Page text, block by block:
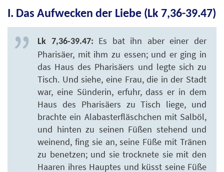
I. Das Aufwecken der Liebe (Lk 7,36-39.47)
Lk 7,36-39.47:
Es bat ihn aber einer der
Pharisäer, mit ihm zu essen; und er ging in
das Haus des Pharisäers und legte sich zu
Tisch. Und siehe, eine Frau, die in der Stadt
war, eine Sünderin, erfuhr, dass er in dem
Haus des Pharisäers zu Tisch liege, und
brachte ein Alabasterfläschchen mit Salböl,
und hinten zu seinen Füßen stehend und
weinend, fing sie an, seine Füße mit Tränen
zu benetzen; und sie trocknete sie mit den
Haaren ihres Hauptes und küsst seine Füße